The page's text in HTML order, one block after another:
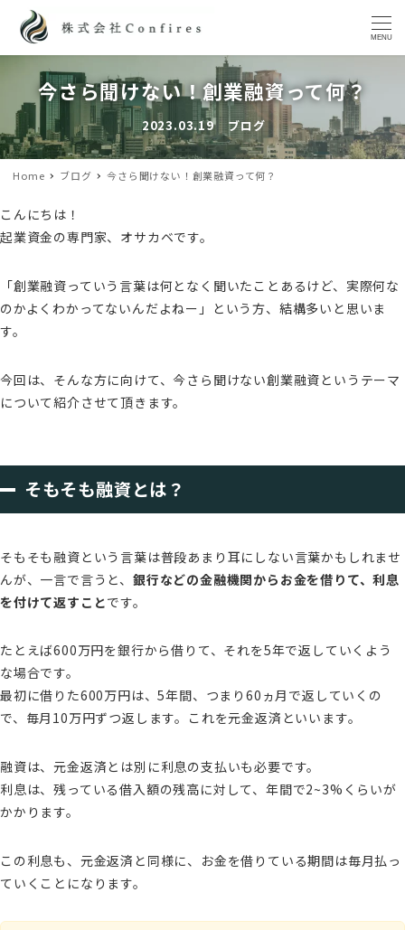
MENU
今さら聞けない！創業融資って何？
投稿日
2023.03.19
カテゴリー
ブログ
Home ブログ 今さら聞けない！創業融資って何？
こんにちは！
起業資金の専門家、オサカベです。
「創業融資っていう言葉は何となく聞いたことあるけど、実際何な
のかよくわかってないんだよねー」という方、結構多いと思いま
す。
今回は、そんな方に向けて、今さら聞けない創業融資というテーマ
について紹介させて頂きます。
そもそも融資とは？
そもそも融資という言葉は普段あまり耳にしない言葉かもしれませ
んが、一言で言うと、 銀行などの金融機関からお金を借りて、利息
を付けて返すことです。
たとえば600万円を銀行から借りて、それを5年で返していくよう
な場合です。
最初に借りた600万円は、5年間、つまり60ヵ月で返していくの
で、毎月10万円ずつ返します。これを元金返済といいます。
融資は、元金返済とは別に利息の支払いも必要です。
利息は、残っている借入額の残高に対して、年間で2~3%くらいが
かかります。
この利息も、元金返済と同様に、お金を借りている期間は毎月払っ
ていくことになります。